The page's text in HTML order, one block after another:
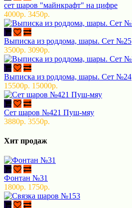
сет шаров "майнкрафт" на цифре
4000р. 3450р.
Выписка из роддома, шары. Сет №25
3500р. 3090р.
Выписка из роддома, шары. Сет №24
15500р. 15000р.
Сет шаров №421 Пуш-мяу
3880р. 3550р.
Хит продаж
Фонтан №31
1800р. 1750р.